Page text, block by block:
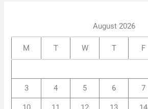
August 2026
M T W T F
3 4 5 6 7